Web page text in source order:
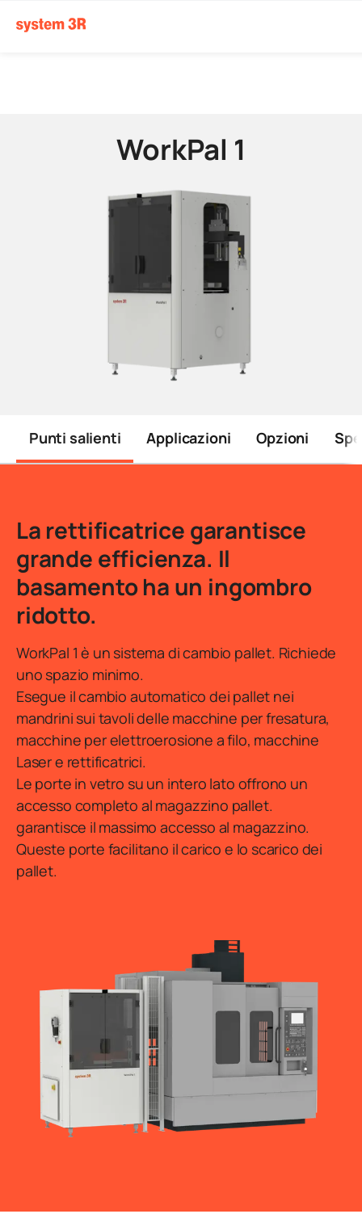
WorkPal 1
Punti salienti Applicazioni Opzioni
Introduzione
La rettificatrice garantisce
grande efficienza. Il
basamento ha un ingombro
ridotto.
WorkPal 1 è un sistema di cambio pallet. Richiede
uno spazio minimo.
Esegue il cambio automatico dei pallet nei
mandrini sui tavoli delle macchine per fresatura,
macchine per elettroerosione a filo, macchine
Laser e rettificatrici.
Le porte in vetro su un intero lato offrono un
accesso completo al magazzino pallet.
garantisce il massimo accesso al magazzino.
Queste porte facilitano il carico e lo scarico dei
pallet.